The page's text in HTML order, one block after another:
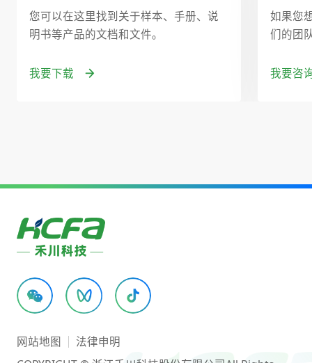
您可以在这里找到关于样本、手册、说
明书等产品的文档和文件。
我要下载
如果您
们的团
我要咨
网站地图
法律申明